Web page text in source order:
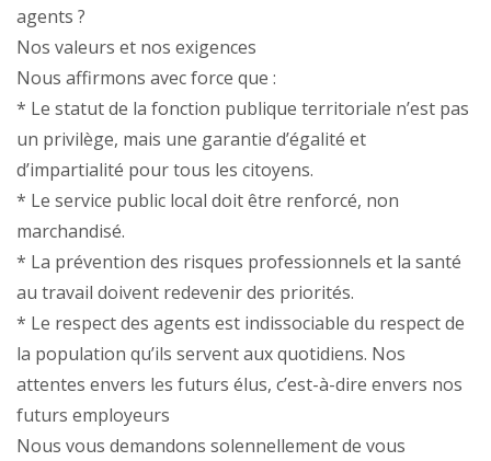
agents ?
Nos valeurs et nos exigences
Nous affirmons avec force que :
* Le statut de la fonction publique territoriale n’est pas
un privilège, mais une garantie d’égalité et
d’impartialité pour tous les citoyens.
* Le service public local doit être renforcé, non
marchandisé.
* La prévention des risques professionnels et la santé
au travail doivent redevenir des priorités.
* Le respect des agents est indissociable du respect de
la population qu’ils servent aux quotidiens. Nos
attentes envers les futurs élus, c’est-à-dire envers nos
futurs employeurs
Nous vous demandons solennellement de vous